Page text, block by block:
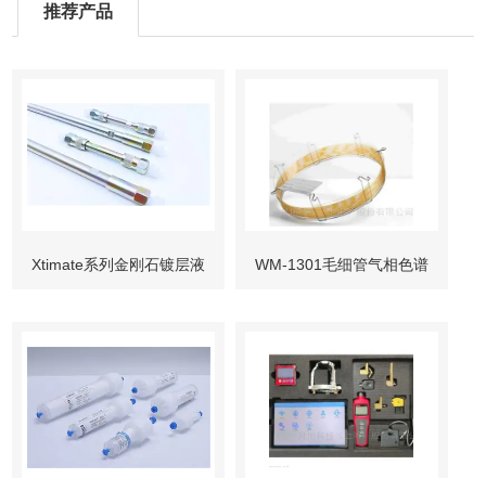
推荐产品
Xtimate系列金刚石镀层液 WM-1301毛细管气相色谱